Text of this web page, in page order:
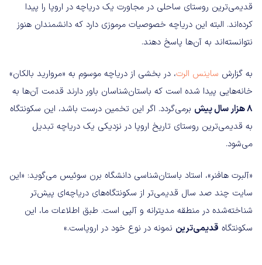
قدیمی‌ترین روستای ساحلی در مجاورت یک دریاچه در اروپا را پیدا
کرده‌اند. البته این دریاچه خصوصیات مرموزی دارد که دانشمندان هنوز
نتوانسته‌اند به آن‌ها پاسخ دهند.
به گزارش ساینس الرت، در بخشی از دریاچه موسوم به «مروارید بالکان»
خانه‌هایی پیدا شده است که باستان‌شناسان باور دارند قدمت آن‌ها به
8 هزار سال پیش
برمی‌گردد. اگر این تخمین درست باشد، این سکونتگاه
به قدیمی‌ترین روستای تاریخ اروپا در نزدیکی یک دریاچه تبدیل
می‌شود.
«آلبرت هافنر»، استاد باستان‌شناسی دانشگاه برن سوئیس می‌گوید: «این
سایت چند صد سال قدیمی‌تر از سکونتگاه‌های دریاچه‌ای پیش‌تر
شناخته‌شده در منطقه مدیترانه و آلپی است. طبق اطلاعات ما، این
سکونتگاه قدیمی‌ترین نمونه در نوع خود در اروپاست.»